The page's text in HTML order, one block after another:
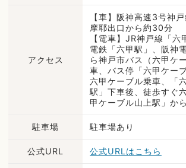
アクセス
【車】阪神高速3号神
摩耶出口から約30分
【電車】JR神戸線「六
電鉄「六甲駅」、阪神
ら神戸市バス（六甲ケ
車、バス停「六甲ケー
六甲ケーブル乗車、「
駅」下車後、徒歩すぐ
甲ケーブル山上駅」か
駐車場 駐車場あり
公式URL 公式URLはこちら